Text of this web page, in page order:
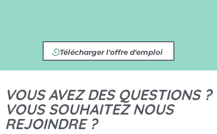
Télécharger l'offre d'emploi
VOUS AVEZ DES QUESTIONS ?
VOUS SOUHAITEZ NOUS
REJOINDRE ?